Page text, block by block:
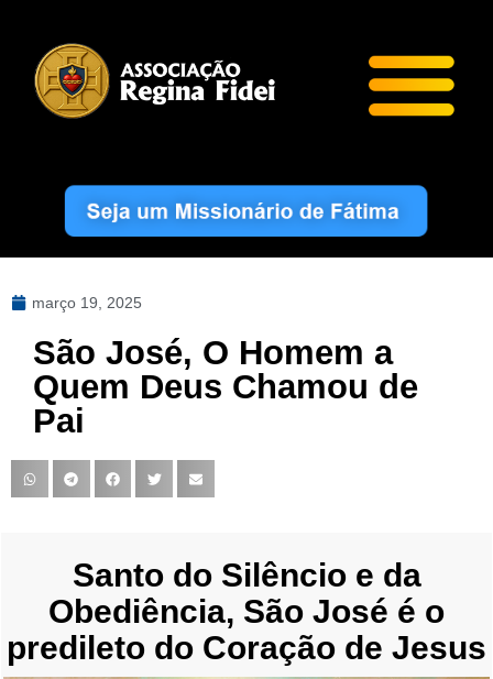
março 19, 2025
São José, O Homem a
Quem Deus Chamou de
Pai
Santo do Silêncio e da
Obediência, São José é o
predileto do Coração de Jesus